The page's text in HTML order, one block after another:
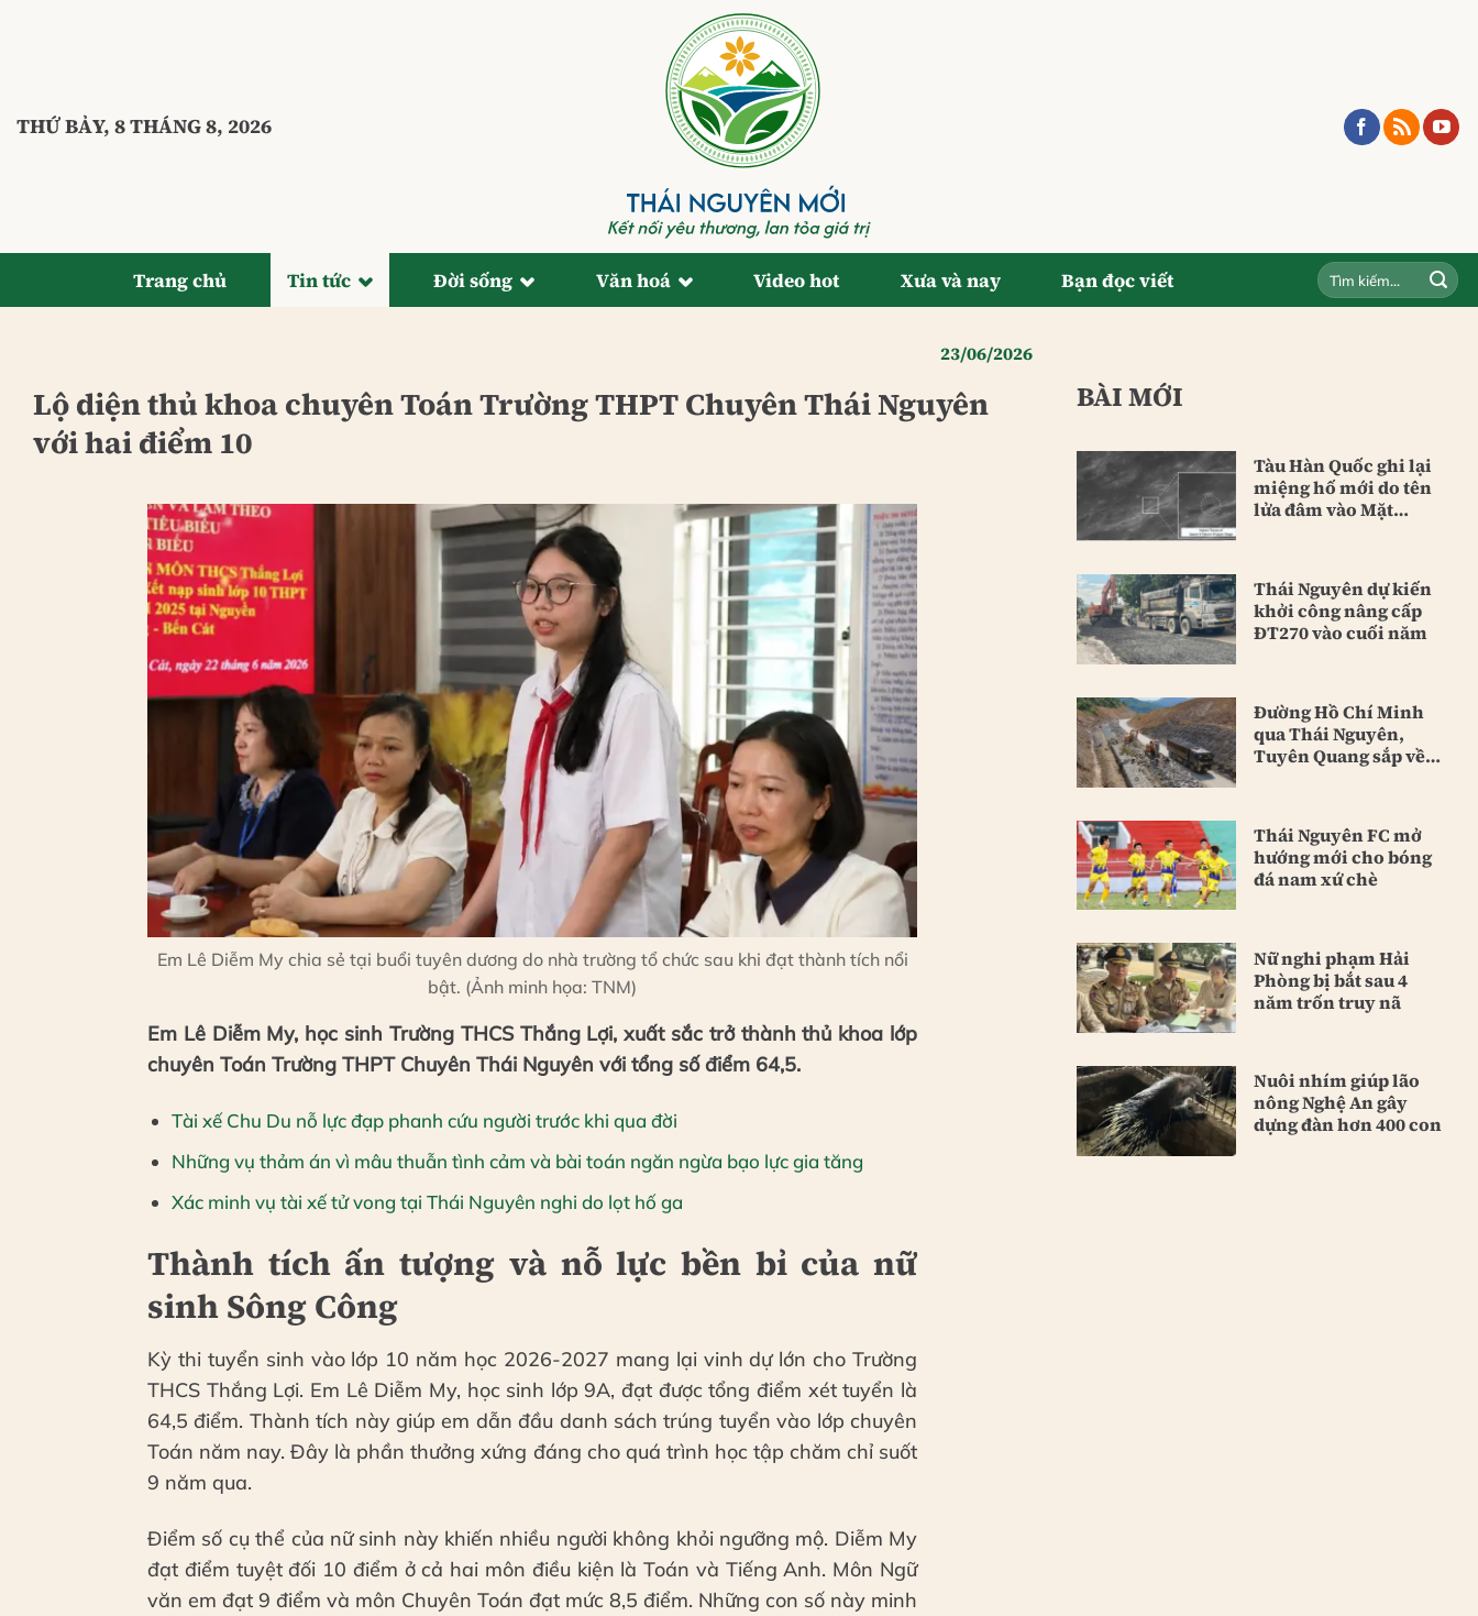
THỨ BẢY, 8 THÁNG 8, 2026
Trang chủ Tin tức Đời sống Văn hoá Video hot Xưa và nay Bạn đọc viết
23/06/2026
Lộ diện thủ khoa chuyên Toán Trường THPT Chuyên Thái Nguyên
với hai điểm 10
Em Lê Diễm My chia sẻ tại buổi tuyên dương do nhà trường tổ chức sau khi đạt thành tích nổi
bật. (Ảnh minh họa: TNM)
Em Lê Diễm My, học sinh Trường THCS Thắng Lợi, xuất sắc trở thành thủ khoa lớp
chuyên Toán Trường THPT Chuyên Thái Nguyên với tổng số điểm 64,5.
Tài xế Chu Du nỗ lực đạp phanh cứu người trước khi qua đời
Những vụ thảm án vì mâu thuẫn tình cảm và bài toán ngăn ngừa bạo lực gia tăng
Xác minh vụ tài xế tử vong tại Thái Nguyên nghi do lọt hố ga
Thành tích ấn tượng và nỗ lực bền bỉ của nữ
sinh Sông Công
Kỳ thi tuyển sinh vào lớp 10 năm học 2026-2027 mang lại vinh dự lớn cho Trường
THCS Thắng Lợi. Em Lê Diễm My, học sinh lớp 9A, đạt được tổng điểm xét tuyển là
64,5 điểm. Thành tích này giúp em dẫn đầu danh sách trúng tuyển vào lớp chuyên
Toán năm nay. Đây là phần thưởng xứng đáng cho quá trình học tập chăm chỉ suốt
9 năm qua.
Điểm số cụ thể của nữ sinh này khiến nhiều người không khỏi ngưỡng mộ. Diễm My
đạt điểm tuyệt đối 10 điểm ở cả hai môn điều kiện là Toán và Tiếng Anh. Môn Ngữ
văn em đạt 9 điểm và môn Chuyên Toán đạt mức 8,5 điểm. Những con số này minh
BÀI MỚI
Tàu Hàn Quốc ghi lại
miệng hố mới do tên
lửa đâm vào Mặt
Thái Nguyên dự kiến
khởi công nâng cấp
ĐT270 vào cuối năm
Đường Hồ Chí Minh
qua Thái Nguyên,
Tuyên Quang sắp về
Thái Nguyên FC mở
hướng mới cho bóng
đá nam xứ chè
Nữ nghi phạm Hải
Phòng bị bắt sau 4
năm trốn truy nã
Nuôi nhím giúp lão
nông Nghệ An gây
dựng đàn hơn 400 con